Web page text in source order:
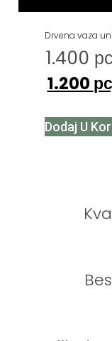
Drvena vaza
1.400
1.200
Dodaj U